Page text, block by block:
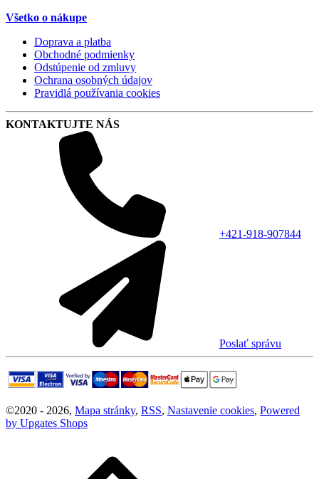
Všetko o nákupe
Doprava a platba
Obchodné podmienky
Odstúpenie od zmluvy
Ochrana osobných údajov
Pravidlá používania cookies
KONTAKTUJTE NÁS
+421-918-907844
Poslať správu
©2020 - 2026, Mapa stránky, RSS, Nastavenie cookies, Powered
by Upgates Shops